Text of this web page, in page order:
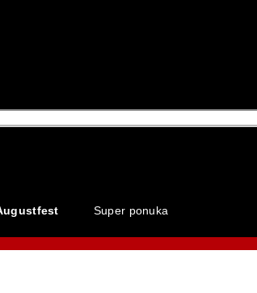
Super ponuka